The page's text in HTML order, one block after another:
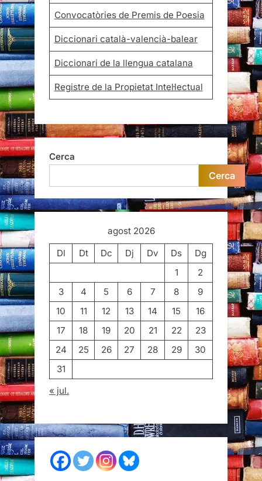
Convocatòries de Premis de Poesia
Diccionari català-valencià-balear
Diccionari de la llengua catalana
Registre de la Propietat Intel·lectual
Cerca
Cerca
agost 2026
Dl
Dt Dc Dj Dv Ds
Dg
1
2
3
4 5 6 7 8
9
10
11 12 13 14 15
16
17
18 19 20 21 22
23
24
25 26 27 28 29
30
31
« jul.